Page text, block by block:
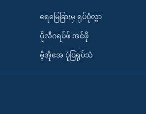
ရေမြေခြားမှ ရုပ်ပုံလွှာ
ပိုလီဂရပ်ဖ်.အင်ဖို
ဗွီအိုအေ ပုံပြရုပ်သံ